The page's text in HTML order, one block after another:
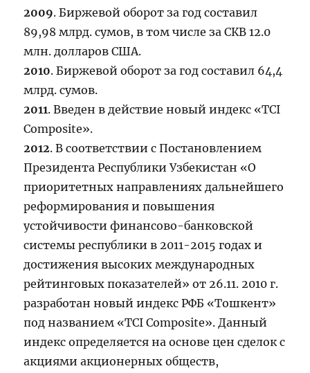
2009. Биржевой оборот за год составил
89,98 млрд. сумов, в том числе за СКВ 12.0
млн. долларов США.
2010. Биржевой оборот за год составил 64,4
млрд. сумов.
2011. Введен в действие новый индекс «TCI
Composite».
2012. В соответствии с Постановлением
Президента Республики Узбекистан «О
приоритетных направлениях дальнейшего
реформирования и повышения
устойчивости финансово-банковской
системы республики в 2011-2015 годах и
достижения высоких международных
рейтинговых показателей» от 26.11. 2010 г.
разработан новый индекс РФБ «Тошкент»
под названием «TCI Composite». Данный
индекс определяется на основе цен сделок с
акциями акционерных обществ,